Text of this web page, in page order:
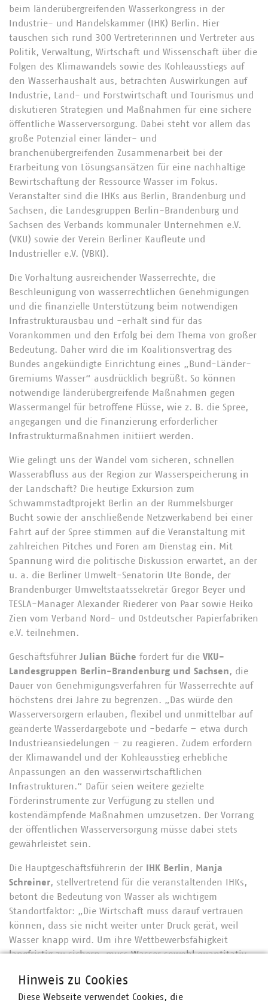
beim länderübergreifenden Wasserkongress in der
Industrie- und Handelskammer (IHK) Berlin. Hier
tauschen sich rund 300 Vertreterinnen und Vertreter aus
Politik, Verwaltung, Wirtschaft und Wissenschaft über die
Folgen des Klimawandels sowie des Kohleausstiegs auf
den Wasserhaushalt aus, betrachten Auswirkungen auf
Industrie, Land- und Forstwirtschaft und Tourismus und
diskutieren Strategien und Maßnahmen für eine sichere
öffentliche Wasserversorgung. Dabei steht vor allem das
große Potenzial einer länder- und
branchenübergreifenden Zusammenarbeit bei der
Erarbeitung von Lösungsansätzen für eine nachhaltige
Bewirtschaftung der Ressource Wasser im Fokus.
Veranstalter sind die IHKs aus Berlin, Brandenburg und
Sachsen, die Landesgruppen Berlin-Brandenburg und
Sachsen des Verbands kommunaler Unternehmen e.V.
(VKU) sowie der Verein Berliner Kaufleute und
Industrieller e.V. (VBKI).
Die Vorhaltung ausreichender Wasserrechte, die
Beschleunigung von wasserrechtlichen Genehmigungen
und die finanzielle Unterstützung beim notwendigen
Infrastrukturausbau und -erhalt sind für das
Vorankommen und den Erfolg bei dem Thema von großer
Bedeutung. Daher wird die im Koalitionsvertrag des
Bundes angekündigte Einrichtung eines „Bund-Länder-
Gremiums Wasser“ ausdrücklich begrüßt. So können
notwendige länderübergreifende Maßnahmen gegen
Wassermangel für betroffene Flüsse, wie z. B. die Spree,
angegangen und die Finanzierung erforderlicher
Infrastrukturmaßnahmen initiiert werden.
Wie gelingt uns der Wandel vom sicheren, schnellen
Wasserabfluss aus der Region zur Wasserspeicherung in
der Landschaft? Die heutige Exkursion zum
Schwammstadtprojekt Berlin an der Rummelsburger
Bucht sowie der anschließende Netzwerkabend bei einer
Fahrt auf der Spree stimmen auf die Veranstaltung mit
zahlreichen Pitches und Foren am Dienstag ein. Mit
Spannung wird die politische Diskussion erwartet, an der
u. a. die Berliner Umwelt-Senatorin Ute Bonde, der
Brandenburger Umweltstaatssekretär Gregor Beyer und
TESLA-Manager Alexander Riederer von Paar sowie Heiko
Zien vom Verband Nord- und Ostdeutscher Papierfabriken
e.V. teilnehmen.
Geschäftsführer Julian Büche fordert für die VKU-
Landesgruppen Berlin-Brandenburg und Sachsen, die
Dauer von Genehmigungsverfahren für Wasserrechte auf
höchstens drei Jahre zu begrenzen. „Das würde den
Wasserversorgern erlauben, flexibel und unmittelbar auf
geänderte Wasserdargebote und -bedarfe – etwa durch
Industrieansiedelungen – zu reagieren. Zudem erfordern
der Klimawandel und der Kohleausstieg erhebliche
Anpassungen an den wasserwirtschaftlichen
Infrastrukturen.“ Dafür seien weitere gezielte
Förderinstrumente zur Verfügung zu stellen und
kostendämpfende Maßnahmen umzusetzen. Der Vorrang
der öffentlichen Wasserversorgung müsse dabei stets
gewährleistet sein.
Die Hauptgeschäftsführerin der IHK Berlin, Manja
Schreiner, stellvertretend für die veranstaltenden IHKs,
betont die Bedeutung von Wasser als wichtigem
Standortfaktor: „Die Wirtschaft muss darauf vertrauen
können, dass sie nicht weiter unter Druck gerät, weil
Wasser knapp wird. Um ihre Wettbewerbsfähigkeit
langfristig zu sichern, muss Wasser sowohl quantitativ
Preisen zur Verfügung stehen. Die gute
länderübergreifende Zusammenarbeit zur Bewältigung der
Hinweis zu Cookies
Diese Webseite verwendet Cookies, die